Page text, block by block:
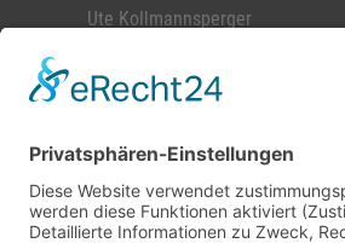
Ute Kollmannsperger
Telefon: 040-888 88 620